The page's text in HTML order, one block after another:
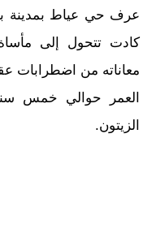
عرف حي عياط بمدينة
كادت تتحول إلى
معاناته من اضطرابات
العمر حوالي خمس
الزيتون.